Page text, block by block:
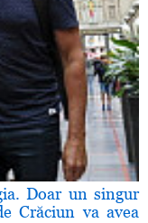
Doar un singur
Crăciun va avea